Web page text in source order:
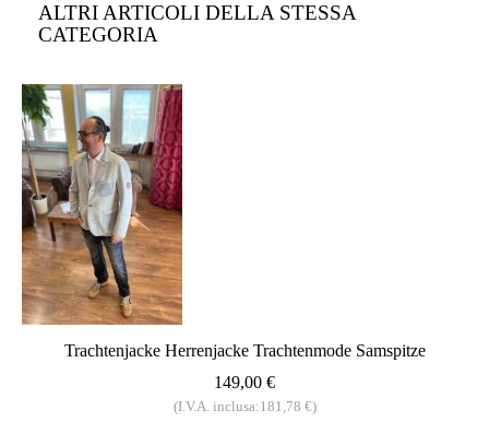
ALTRI ARTICOLI DELLA STESSA
CATEGORIA
Trachtenjacke Herrenjacke Trachtenmode Samspitze
149,00 €
(I.V.A. inclusa:181,78 €)